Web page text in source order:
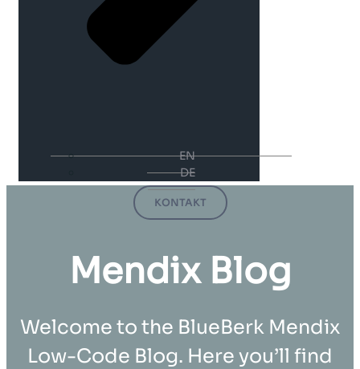
EN
DE
KONTAKT
Mendix Blog
Welcome to the BlueBerk Mendix
Low-Code Blog. Here you’ll find